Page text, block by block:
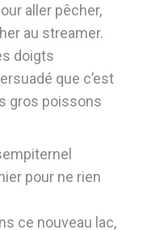
aller pêcher,
au streamer.
doigts
que c’est
gros poissons
pour ne rien
ce nouveau lac,